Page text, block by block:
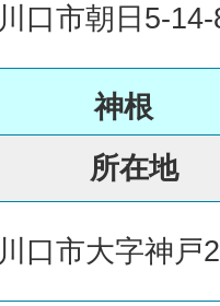
川口市朝日5-14-
神根
所在地
川口市大字神戸